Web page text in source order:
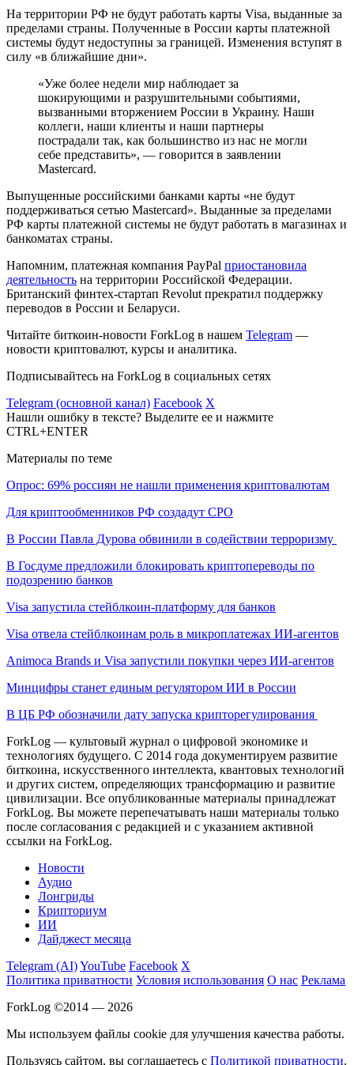
На территории РФ не будут работать карты Visa, выданные за
пределами страны. Полученные в России карты платежной
системы будут недоступны за границей. Изменения вступят в
силу «в ближайшие дни».
«Уже более недели мир наблюдает за
шокирующими и разрушительными событиями,
вызванными вторжением России в Украину. Наши
коллеги, наши клиенты и наши партнеры
пострадали так, как большинство из нас не могли
себе представить», — говорится в заявлении
Mastercard.
Выпущенные российскими банками карты «не будут
поддерживаться сетью Mastercard». Выданные за пределами
РФ карты платежной системы не будут работать в магазинах и
банкоматах страны.
Напомним, платежная компания PayPal приостановила
деятельность на территории Российской Федерации.
Британский финтех-стартап Revolut прекратил поддержку
переводов в России и Беларуси.
Читайте биткоин-новости ForkLog в нашем Telegram —
новости криптовалют, курсы и аналитика.
Подписывайтесь на ForkLog в социальных сетях
Telegram (основной канал) Facebook X
Нашли ошибку в тексте? Выделите ее и нажмите
CTRL+ENTER
Материалы по теме
Опрос: 69% россиян не нашли применения криптовалютам
Для криптообменников РФ создадут СРО
В России Павла Дурова обвинили в содействии терроризму
В Госдуме предложили блокировать криптопереводы по
подозрению банков
Visa запустила стейблкоин-платформу для банков
Visa отвела стейблкоинам роль в микроплатежах ИИ-агентов
Animoca Brands и Visa запустили покупки через ИИ-агентов
Минцифры станет единым регулятором ИИ в России
В ЦБ РФ обозначили дату запуска крипторегулирования
ForkLog — культовый журнал о цифровой экономике и
технологиях будущего. С 2014 года документируем развитие
биткоина, искусственного интеллекта, квантовых технологий
и других систем, определяющих трансформацию и развитие
цивилизации. Все опубликованные материалы принадлежат
ForkLog. Вы можете перепечатывать наши материалы только
после согласования с редакцией и с указанием активной
ссылки на ForkLog.
Новости
Аудио
Лонгриды
Крипториум
ИИ
Дайджест месяца
Telegram (AI)YouTube Facebook X
Политика приватности Условия использования О нас Реклама
ForkLog ©2014 — 2026
Мы используем файлы cookie для улучшения качества работы.
Пользуясь сайтом, вы соглашаетесь с Политикой приватности.